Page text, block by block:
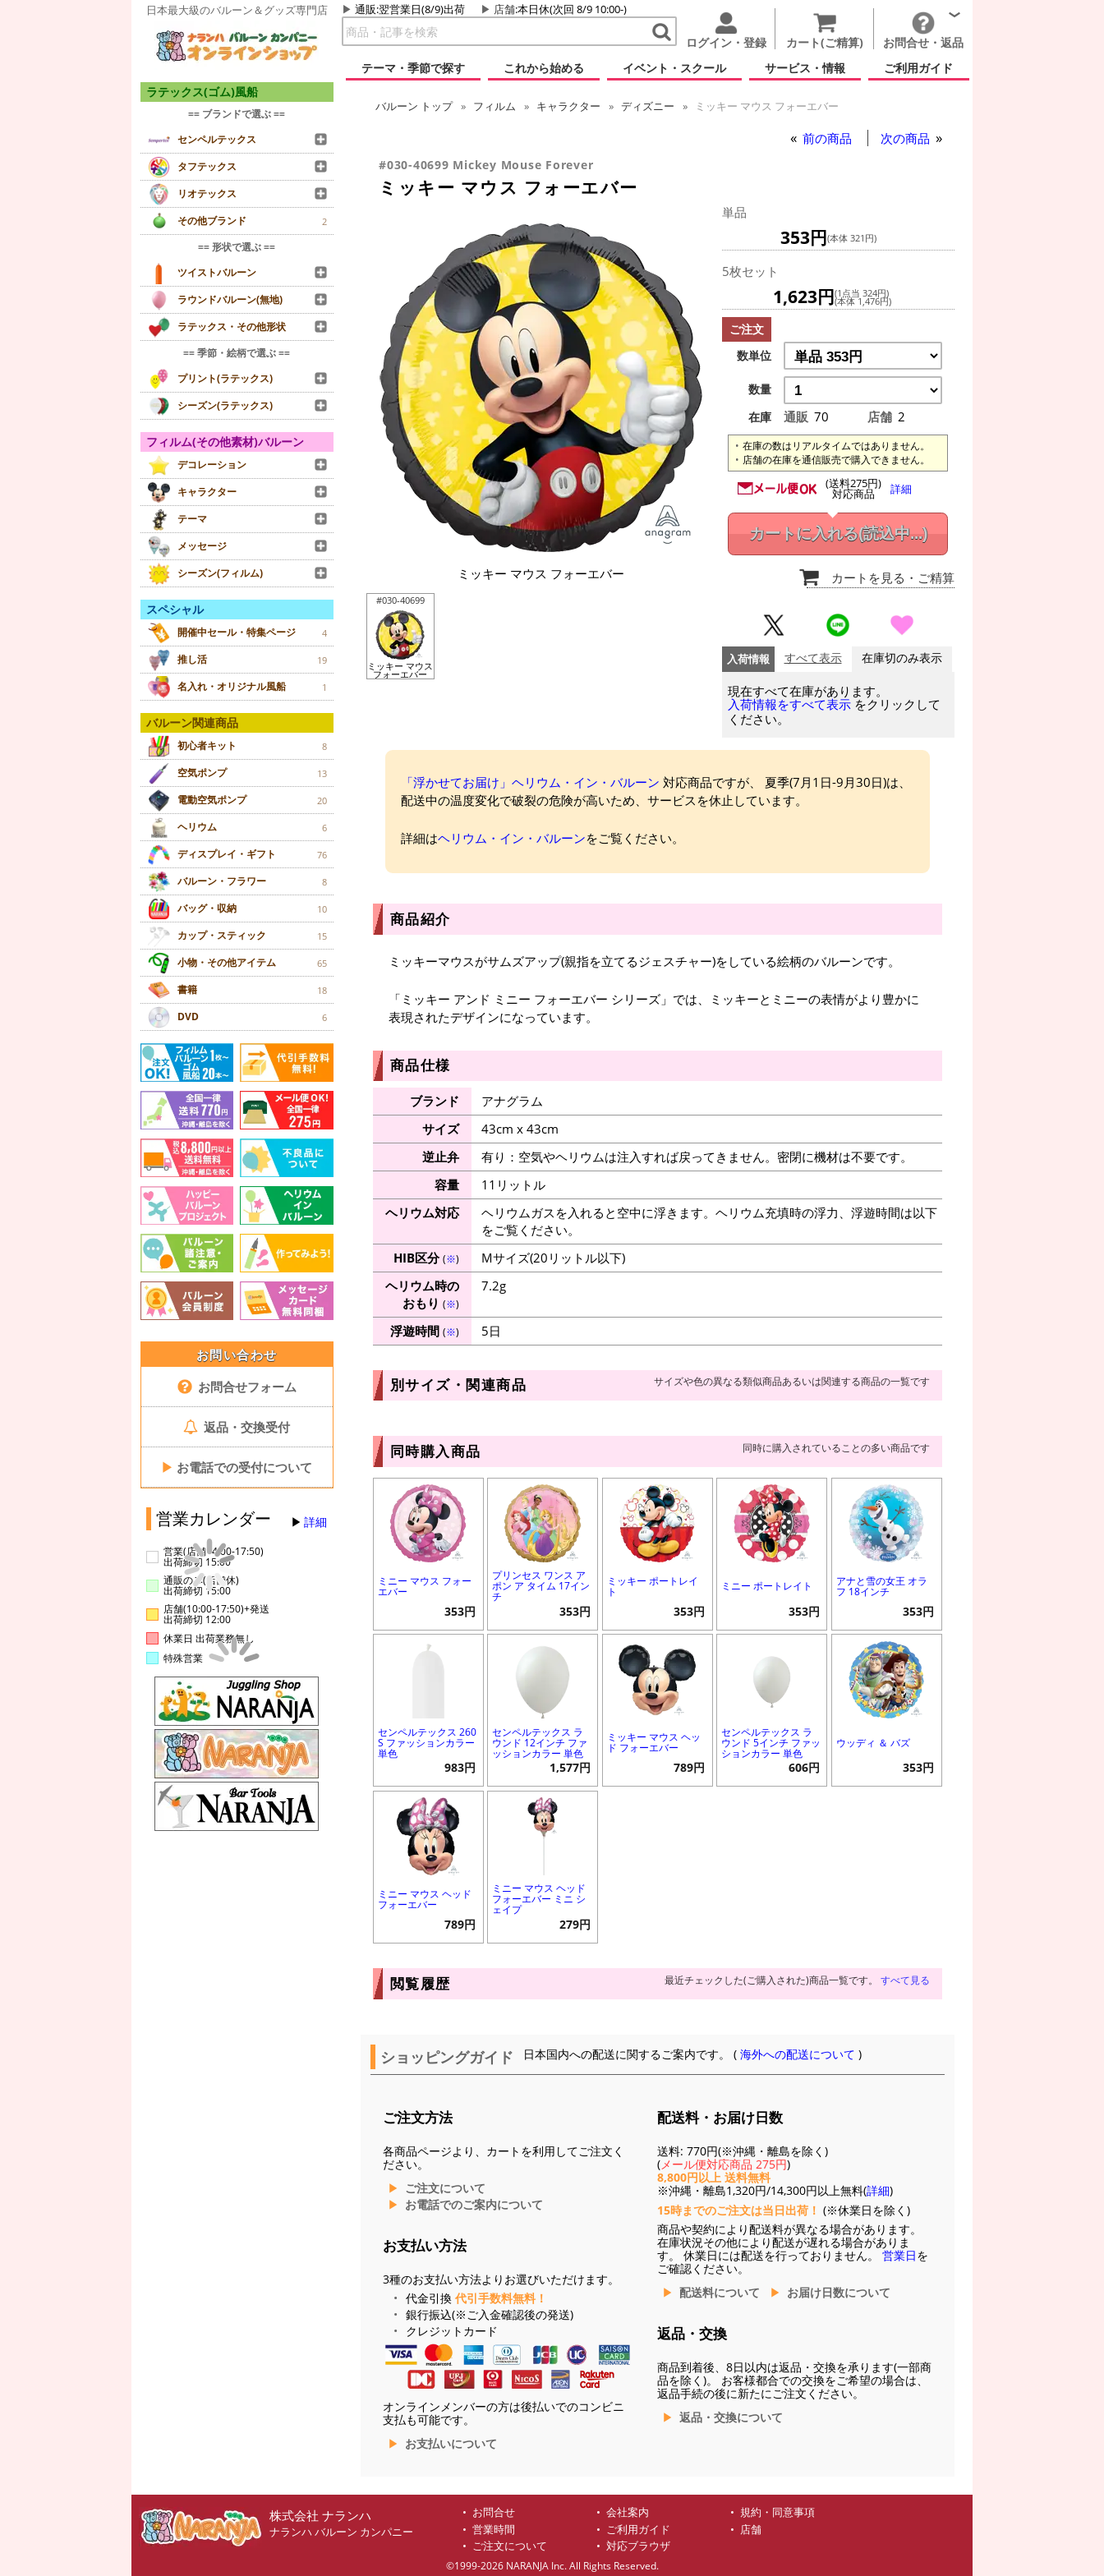
日本最大級のバルーン＆グッズ専門店 通販:翌営業日(8/9)出荷 店舗:本日休(次回 8/9 10:00-)
ログイン・登録 カート(ご精算)
お問合せ・返品
テーマ・季節で探す
これから始める イベント・スクール サービス・情報 ご利用ガイド
ラテックス(ゴム)風船
== ブランドで選ぶ ==
センペルテックス
タフテックス
リオテックス
その他ブランド
2
== 形状で選ぶ ==
ツイストバルーン
ラウンドバルーン(無地)
ラテックス・その他形状
== 季節・絵柄で選ぶ ==
プリント(ラテックス)
シーズン(ラテックス)
フィルム(その他素材)バルーン
デコレーション
キャラクター
テーマ
メッセージ
シーズン(フィルム)
スペシャル
開催中セール・特集ページ 4
推し活 19
名入れ・オリジナル風船 1
バルーン関連商品
初心者キット 8
空気ポンプ 13
電動空気ポンプ 20
ヘリウム 6
ディスプレイ・ギフト 76
バルーン・フラワー 8
バッグ・収納 10
カップ・スティック 15
小物・その他アイテム 65
書籍 18
DVD 6
お問い合わせ
お問合せフォーム
返品・交換受付
▶ お電話での受付について
営業カレンダー 詳細
営業(店舗14:00-17:50)
出荷締切 15:00
通販のみ(店舗休)
出荷締切 15:00
店舗(10:00-17:50)+発送
出荷締切 12:00
休業日 出荷業務無し
特殊営業
バルーン トップ フィルム キャラクター ディズニー ミッキー マウス フォーエバー
前の商品 次の商品
#030-40699 Mickey Mouse Forever
ミッキー マウス フォーエバー
ミッキー マウス フォーエバー
#030-40699
ミッキー マウス
フォーエバー
単品
353円(本体 321円)
5枚セット
1,623円(1点当 324円)
(本体 1,476円)
ご注文
数単位
数量
在庫
通販 70 店舗 2
在庫の数はリアルタイムではありません。
店舗の在庫を通信販売で購入できません。
(送料275円)
対応商品 詳細
カートに入れる(読込中...)
カートを見る ・ご精算
入荷情報 すべて表示 在庫切のみ表示
現在すべて在庫があります。
入荷情報をすべて表示 をクリックして
ください。
「浮かせてお届け」ヘリウム・イン・バルーン 対応商品ですが、 夏季(7月1日-9月30日)は、
配送中の温度変化で破裂の危険が高いため、サービスを休止しています。
詳細はヘリウム・イン・バルーンをご覧ください。
商品紹介
ミッキーマウスがサムズアップ(親指を立てるジェスチャー)をしている絵柄のバルーンです。
「ミッキー アンド ミニー フォーエバー シリーズ」では、ミッキーとミニーの表情がより豊かに
表現されたデザインになっています。
商品仕様
ブランド
アナグラム
サイズ
43cm x 43cm
逆止弁
有り：空気やヘリウムは注入すれば戻ってきません。密閉に機材は不要です。
容量
11リットル
ヘリウム対応
ヘリウムガスを入れると空中に浮きます。ヘリウム充填時の浮力、浮遊時間は以下
をご覧ください。
HIB区分(※)
Mサイズ(20リットル以下)
ヘリウム時の
おもり (※)
7.2g
浮遊時間 (※) 5日
別サイズ・関連商品 サイズや色の異なる類似商品あるいは関連する商品の一覧です
同時購入商品 同時に購入されていることの多い商品です
ミニー マウス フォー
エバー
353円
プリンセス ワンス ア
ポン ア タイム 17イン
チ
353円
ミッキー ポートレイ
ト
353円
ミニー ポートレイト
353円
アナと雪の女王 オラ
フ 18インチ
353円
センペルテックス 260
S ファッションカラー
単色
983円
センペルテックス ラ
ウンド 12インチ ファ
ッションカラー 単色
1,577円
ミッキー マウス ヘッ
ド フォーエバー
789円
センペルテックス ラ
ウンド 5インチ ファッ
ションカラー 単色
606円
ウッディ ＆ バズ
353円
ミニー マウス ヘッド
フォーエバー
789円
ミニー マウス ヘッド
フォーエバー ミニ シ
ェイプ
279円
閲覧履歴 最近チェックした(ご購入された)商品一覧です。 すべて見る
ショッピングガイド 日本国内への配送に関するご案内です。 (海外への配送について )
ご注文方法
各商品ページより、カートを利用してご注文く
ださい。
ご注文について
お電話でのご案内について
お支払い方法
3種のお支払い方法よりお選びいただけます。
代金引換 代引手数料無料！
銀行振込(※ご入金確認後の発送)
クレジットカード
オンラインメンバーの方は後払いでのコンビニ
支払も可能です。
お支払いについて
配送料・お届け日数
送料: 770円(※沖縄・離島を除く)
(メール便対応商品 275円)
8,800円以上 送料無料
※沖縄・離島1,320円/14,300円以上無料(詳細)
15時までのご注文は当日出荷！ (※休業日を除く)
商品や契約により配送料が異なる場合があります。
在庫状況その他により配送が遅れる場合がありま
す。 休業日には配送を行っておりません。 営業日を
ご確認ください。
配送料について
お届け日数について
返品・交換
商品到着後、8日以内は返品・交換を承ります(一部商
品を除く)。 お客様都合での交換をご希望の場合は、
返品手続の後に新たにご注文ください。
返品・交換について
株式会社 ナランハ
ナランハ バルーン カンパニー
お問合せ 会社案内
規約・同意事項
営業時間
ご利用ガイド
店舗
ご注文について
対応ブラウザ
©1999-2026 NARANJA Inc. All Rights Reserved.